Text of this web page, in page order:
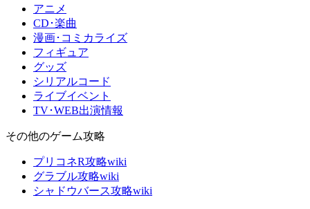
アニメ
CD･楽曲
漫画･コミカライズ
フィギュア
グッズ
シリアルコード
ライブイベント
TV･WEB出演情報
その他のゲーム攻略
プリコネR攻略wiki
グラブル攻略wiki
シャドウバース攻略wiki